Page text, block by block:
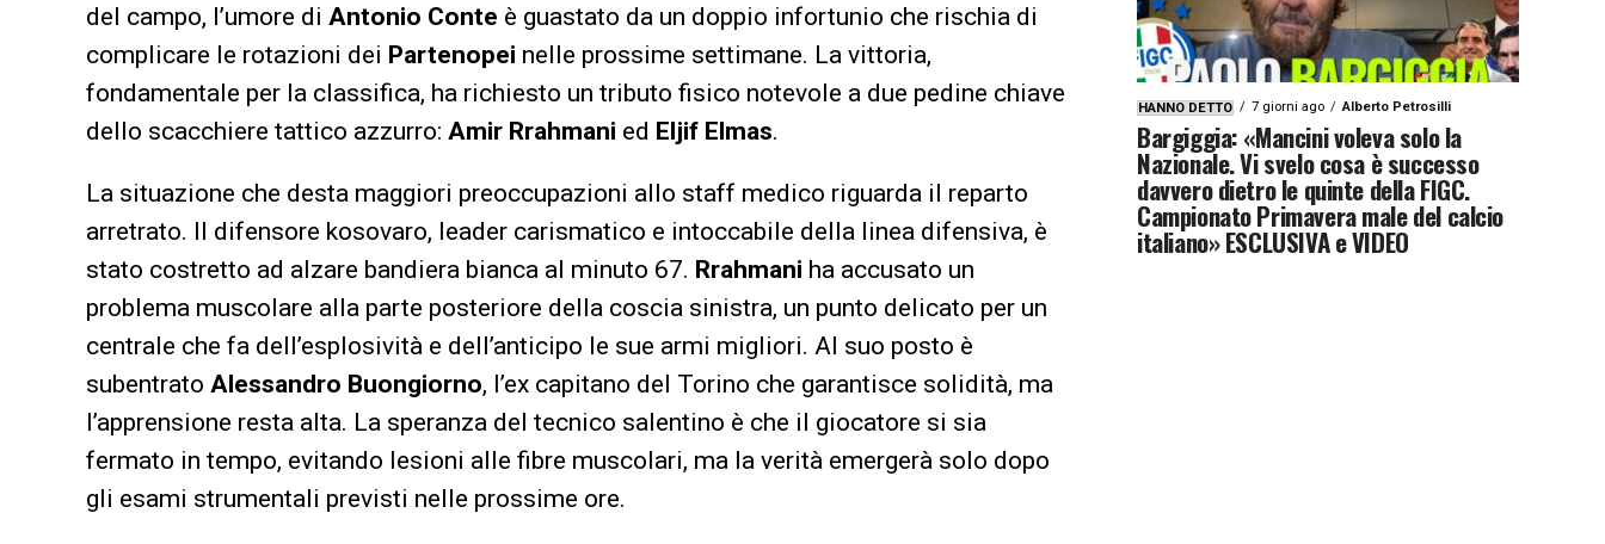
del campo, l’umore di Antonio Conte è guastato da un doppio infortunio che rischia di
complicare le rotazioni dei Partenopei nelle prossime settimane. La vittoria,
fondamentale per la classifica, ha richiesto un tributo fisico notevole a due pedine chiave
dello scacchiere tattico azzurro: Amir Rrahmani ed Eljif Elmas.
La situazione che desta maggiori preoccupazioni allo staff medico riguarda il reparto
arretrato. Il difensore kosovaro, leader carismatico e intoccabile della linea difensiva, è
stato costretto ad alzare bandiera bianca al minuto 67. Rrahmani ha accusato un
problema muscolare alla parte posteriore della coscia sinistra, un punto delicato per un
centrale che fa dell’esplosività e dell’anticipo le sue armi migliori. Al suo posto è
subentrato Alessandro Buongiorno, l’ex capitano del Torino che garantisce solidità, ma
l’apprensione resta alta. La speranza del tecnico salentino è che il giocatore si sia
fermato in tempo, evitando lesioni alle fibre muscolari, ma la verità emergerà solo dopo
gli esami strumentali previsti nelle prossime ore.
HANNO DETTO 7 giorni ago Alberto Petrosilli
Bargiggia: «Mancini voleva solo la
Nazionale. Vi svelo cosa è successo
davvero dietro le quinte della FIGC.
Campionato Primavera male del calcio
italiano» ESCLUSIVA e VIDEO